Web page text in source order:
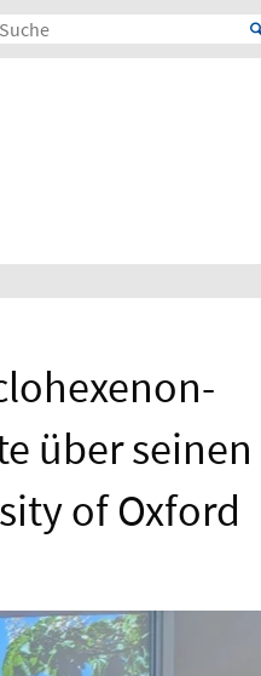
über seinen
of Oxford